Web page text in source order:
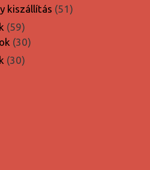
termék
kiszállítás 5151
5959
termék
3030
3030